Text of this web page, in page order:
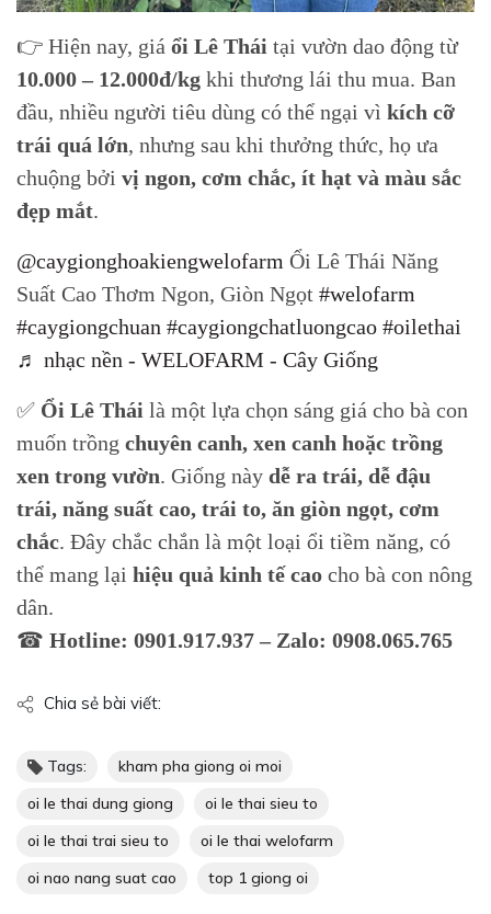
👉 Hiện nay, giá ổi Lê Thái tại vườn dao động từ
10.000 – 12.000đ/kg khi thương lái thu mua. Ban
đầu, nhiều người tiêu dùng có thể ngại vì kích cỡ
trái quá lớn, nhưng sau khi thưởng thức, họ ưa
chuộng bởi vị ngon, cơm chắc, ít hạt và màu sắc
đẹp mắt.
@caygionghoakiengwelofarm Ổi Lê Thái Năng
Suất Cao Thơm Ngon, Giòn Ngọt #welofarm
#caygiongchuan #caygiongchatluongcao #oilethai
♬ nhạc nền - WELOFARM - Cây Giống
✅ Ổi Lê Thái là một lựa chọn sáng giá cho bà con
muốn trồng chuyên canh, xen canh hoặc trồng
xen trong vườn. Giống này dễ ra trái, dễ đậu
trái, năng suất cao, trái to, ăn giòn ngọt, cơm
chắc. Đây chắc chắn là một loại ổi tiềm năng, có
thể mang lại hiệu quả kinh tế cao cho bà con nông
dân.
☎ Hotline: 0901.917.937 – Zalo: 0908.065.765
Chia sẻ bài viết:
Tags:
kham pha giong oi moi
oi le thai dung giong
oi le thai sieu to
oi le thai trai sieu to
oi le thai welofarm
oi nao nang suat cao
top 1 giong oi